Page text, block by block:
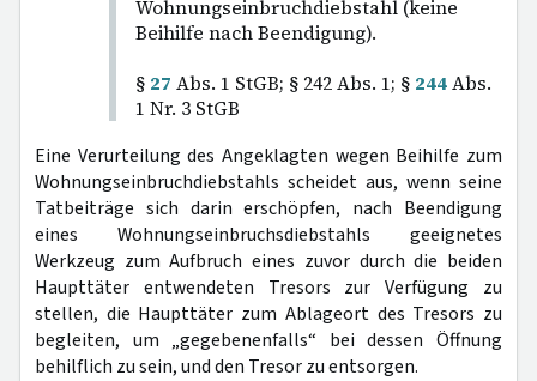
Wohnungseinbruchdiebstahl (keine
Beihilfe nach Beendigung).
§ 27 Abs. 1 StGB; § 242 Abs. 1; § 244Abs.
1 Nr. 3 StGB
Eine Verurteilung des Angeklagten wegen Beihilfe zum
Wohnungseinbruchdiebstahls scheidet aus, wenn seine
Tatbeiträge sich darin erschöpfen, nach Beendigung
eines Wohnungseinbruchsdiebstahls geeignetes
Werkzeug zum Aufbruch eines zuvor durch die beiden
Haupttäter entwendeten Tresors zur Verfügung zu
stellen, die Haupttäter zum Ablageort des Tresors zu
begleiten, um „gegebenenfalls“ bei dessen Öffnung
behilflich zu sein, und den Tresor zu entsorgen.